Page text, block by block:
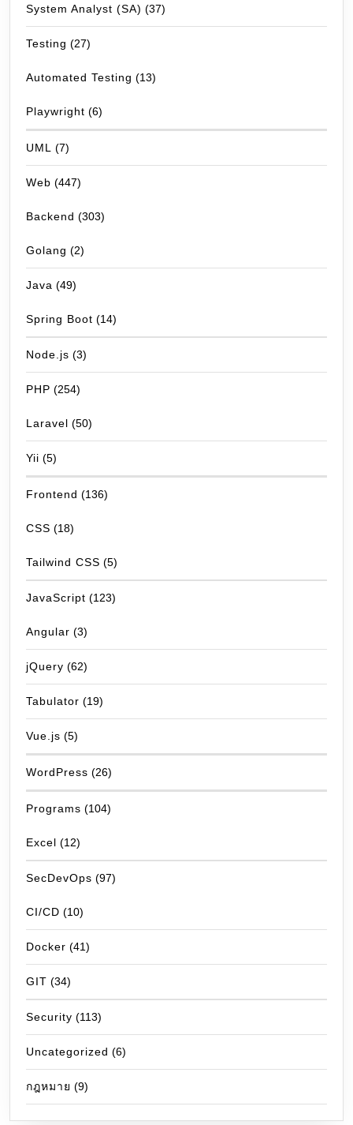
System Analyst (SA) (37)
Testing (27)
Automated Testing (13)
Playwright (6)
UML (7)
Web (447)
Backend (303)
Golang (2)
Java (49)
Spring Boot (14)
Node.js (3)
PHP (254)
Laravel (50)
Yii (5)
Frontend (136)
CSS (18)
Tailwind CSS (5)
JavaScript (123)
Angular (3)
jQuery (62)
Tabulator (19)
Vue.js (5)
WordPress (26)
Programs (104)
Excel (12)
SecDevOps (97)
CI/CD (10)
Docker (41)
GIT (34)
Security (113)
Uncategorized (6)
กฎหมาย (9)